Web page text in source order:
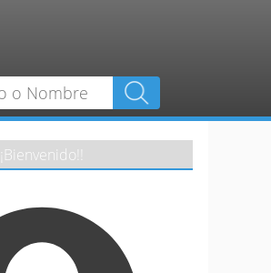
¡Bienvenido!!